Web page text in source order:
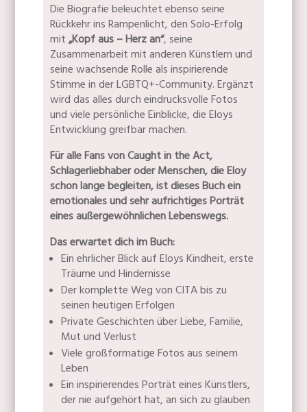
Die Biografie beleuchtet ebenso seine
Rückkehr ins Rampenlicht, den Solo-Erfolg
mit„Kopf aus – Herz an“, seine
Zusammenarbeit mit anderen Künstlern und
seine wachsende Rolle als inspirierende
Stimme in der LGBTQ+-Community. Ergänzt
wird das alles durch eindrucksvolle Fotos
und viele persönliche Einblicke, die Eloys
Entwicklung greifbar machen.
Für alle Fans von Caught in the Act,
Schlagerliebhaber oder Menschen, die Eloy
schon lange begleiten, ist dieses Buch ein
emotionales und sehr aufrichtiges Porträt
eines außergewöhnlichen Lebenswegs.
Das erwartet dich im Buch:
Ein ehrlicher Blick auf Eloys Kindheit, erste
Träume und Hindernisse
Der komplette Weg von CITA bis zu
seinen heutigen Erfolgen
Private Geschichten über Liebe, Familie,
Mut und Verlust
Viele großformatige Fotos aus seinem
Leben
Ein inspirierendes Porträt eines Künstlers,
der nie aufgehört hat, an sich zu glauben